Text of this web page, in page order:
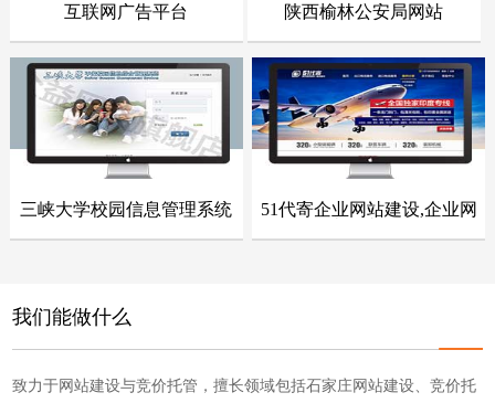
- 网站建设案例 -
点击浏览
互联网广告平台 - 网站建设案例 -
点击浏览
陕西榆林公安局网站
- 网站建设案例 -
三峡大学校园信息管理系统 - 网站建设案例 -
51代寄企业网站建设,企业网
我们能做什么
致力于网站建设与竞价托管，擅长领域包括石家庄网站建设、竞价托